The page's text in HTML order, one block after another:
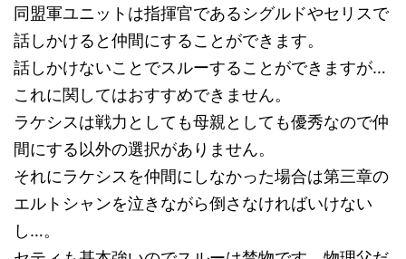
同盟軍ユニットは指揮官であるシグルドやセリスで
話しかけると仲間にすることができます。
話しかけないことでスルーすることができますが…
これに関してはおすすめできません。
ラケシスは戦力としても母親としても優秀なので仲
間にする以外の選択がありません。
それにラケシスを仲間にしなかった場合は第三章の
エルトシャンを泣きながら倒さなければいけない
し…。